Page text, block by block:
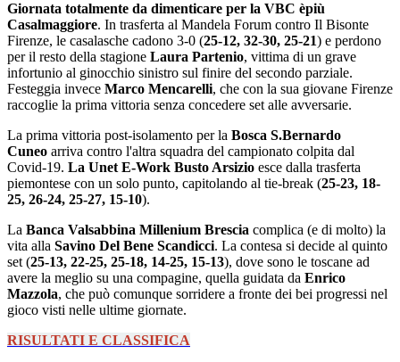
Giornata totalmente da dimenticare per la VBC èpiù
Casalmaggiore. In trasferta al Mandela Forum contro Il Bisonte
Firenze, le casalasche cadono 3-0 (25-12, 32-30, 25-21) e perdono
per il resto della stagione Laura Partenio, vittima di un grave
infortunio al ginocchio sinistro sul finire del secondo parziale.
Festeggia invece Marco Mencarelli, che con la sua giovane Firenze
raccoglie la prima vittoria senza concedere set alle avversarie.
La prima vittoria post-isolamento per la Bosca S.Bernardo
Cuneo arriva contro l'altra squadra del campionato colpita dal
Covid-19. La Unet E-Work Busto Arsizio esce dalla trasferta
piemontese con un solo punto, capitolando al tie-break (25-23, 18-
25, 26-24, 25-27, 15-10).
La Banca Valsabbina Millenium Brescia complica (e di molto) la
vita alla Savino Del Bene Scandicci. La contesa si decide al quinto
set (25-13, 22-25, 25-18, 14-25, 15-13), dove sono le toscane ad
avere la meglio su una compagine, quella guidata da Enrico
Mazzola, che può comunque sorridere a fronte dei bei progressi nel
gioco visti nelle ultime giornate.
RISULTATI E CLASSIFICA